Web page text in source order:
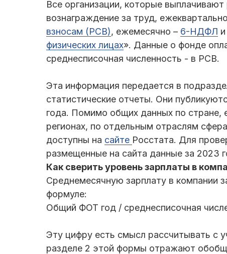
Все организации, которые
вознаграждение за труд,
взносам (РСВ), ежемесячно – 6-НДФЛ
физических лицах». Данные о фонде
среднесписочная численность - в РСВ.
Эта информация передается в
статистические отчеты. Они
года. Помимо общих данных по стране,
регионах, по отдельным отраслям
доступны на сайте Росстата. Для
размещенные на сайта данные за 2023
Как сверить уровень зарплаты в
Среднемесячную зарплату в компании
формуле:
Общий ФОТ год / среднесписочная
Эту цифру есть смысл рассчитывать
разделе 2 этой формы отражают